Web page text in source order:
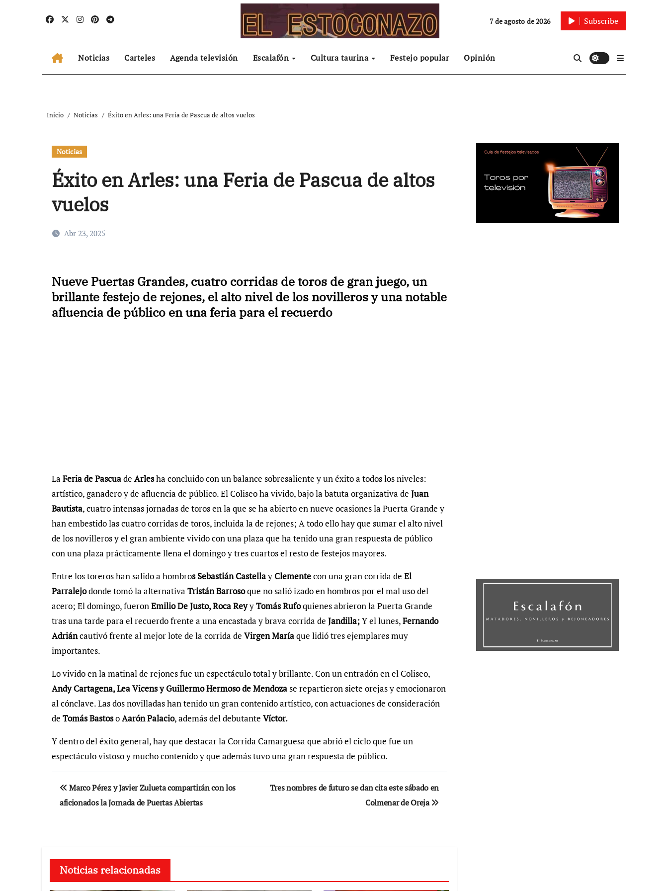
7 de agosto de 2026 Subscribe
Noticias Carteles Agenda televisión Escalafón Cultura taurina Festejo popular Opinión
Inicio Noticias Éxito en Arles: una Feria de Pascua de altos vuelos
Noticias
Éxito en Arles: una Feria de Pascua de altos
vuelos
Abr 23, 2025
Nueve Puertas Grandes, cuatro corridas de toros de gran juego, un
brillante festejo de rejones, el alto nivel de los novilleros y una notable
afluencia de público en una feria para el recuerdo
La Feria de Pascuade Arlesha concluido con un balance sobresaliente y un éxito a todos los niveles:
artístico, ganadero y de afluencia de público. El Coliseo ha vivido, bajo la batuta organizativa de Juan
Bautista, cuatro intensas jornadas de toros en la que se ha abierto en nueve ocasiones la Puerta Grande y
han embestido las cuatro corridas de toros, incluida la de rejones; A todo ello hay que sumar el alto nivel
de los novilleros y el gran ambiente vivido con una plaza que ha tenido una gran respuesta de público
con una plaza prácticamente llena el domingo y tres cuartos el resto de festejos mayores.
Entre los toreros han salido a hombros Sebastián Castellay Clementecon una gran corrida de El
Parralejodonde tomó la alternativa Tristán Barrosoque no salió izado en hombros por el mal uso del
acero; El domingo, fueronEmilio De Justo, Roca ReyyTomás Rufoquienes abrieron la Puerta Grande
tras una tarde para el recuerdo frente a una encastada y brava corrida de Jandilla;Y el lunes,Fernando
Adriáncautivó frente al mejor lote de la corrida de Virgen Maríaque lidió tres ejemplares muy
importantes.
Lo vivido en la matinal de rejones fue un espectáculo total y brillante. Con un entradón en el Coliseo,
Andy Cartagena, Lea Vicens y Guillermo Hermoso de Mendozase repartieron siete orejas y emocionaron
al cónclave. Las dos novilladas han tenido un gran contenido artístico, con actuaciones de consideración
de Tomás BastosoAarón Palacio, además del debutante Víctor.
Y dentro del éxito general, hay que destacar la Corrida Camarguesa que abrió el ciclo que fue un
espectáculo vistoso y mucho contenido y que además tuvo una gran respuesta de público.
Navegación
de
Marco Pérez y Javier Zulueta compartirán con los
aficionados la Jornada de Puertas Abiertas
Tres nombres de futuro se dan cita este sábado en
Colmenar de Oreja
Noticias relacionadas